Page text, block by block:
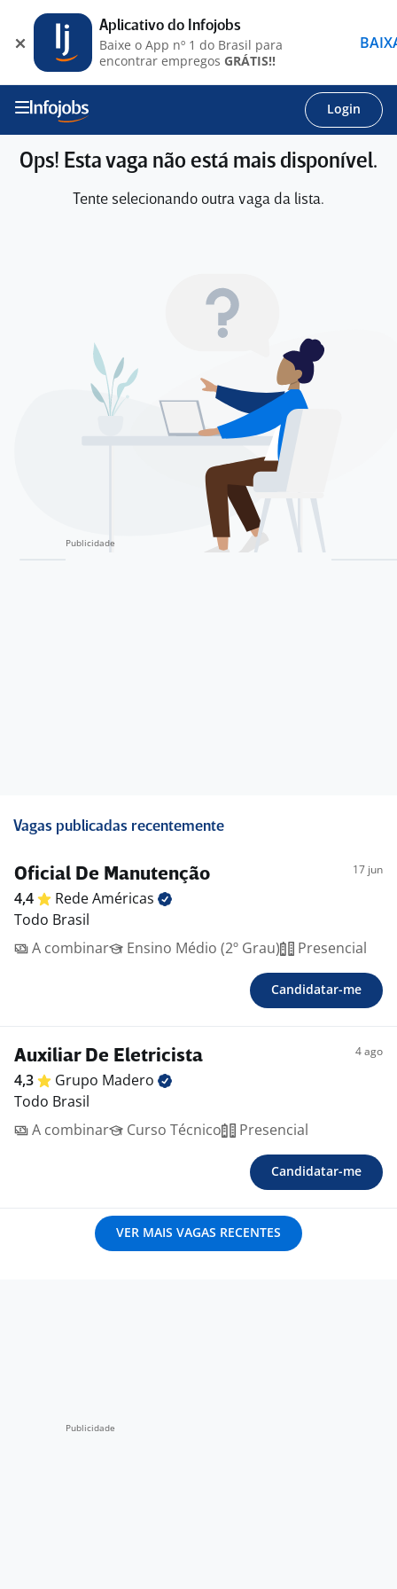
Login
Ops! Esta vaga não está mais disponível.
Tente selecionando outra vaga da lista.
Vagas publicadas recentemente
Oficial De Manutenção 17 jun
4,4 RedeAméricas
Todo Brasil
A combinar
Ensino Médio (2º Grau) Presencial
Candidatar-me
Auxiliar De Eletricista 4 ago
4,3 Grupo Madero
Todo Brasil
A combinar
Curso Técnico Presencial
Candidatar-me
VER MAIS VAGAS RECENTES
Aplicativo do Infojobs
Baixe o App nº 1 do Brasil para
encontrar empregos GRÁTIS!!